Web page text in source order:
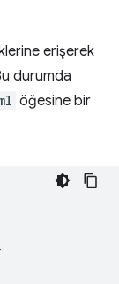
erişerek
durumda
öğesine bir